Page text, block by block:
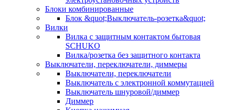
Блоки комбинированные
Блок &quot;Выключатель-розетка&quot;
Вилки
Вилка с защитным контактом бытовая
SCHUKO
Вилка/розетка без защитного контакта
Выключатели, переключатели, диммеры
Выключатели, переключатели
Выключатель с электронной коммутацией
Выключатель шнуровой/диммер
Диммер